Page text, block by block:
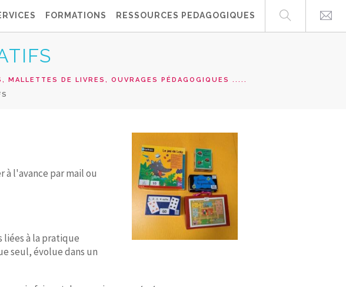
FORMATIONS RESSOURCES PEDAGOGIQUES
MALLETTES DE LIVRES, OUVRAGES PÉDAGOGIQUES .....
à l'avance par mail ou
liées à la pratique
seul, évolue dans un